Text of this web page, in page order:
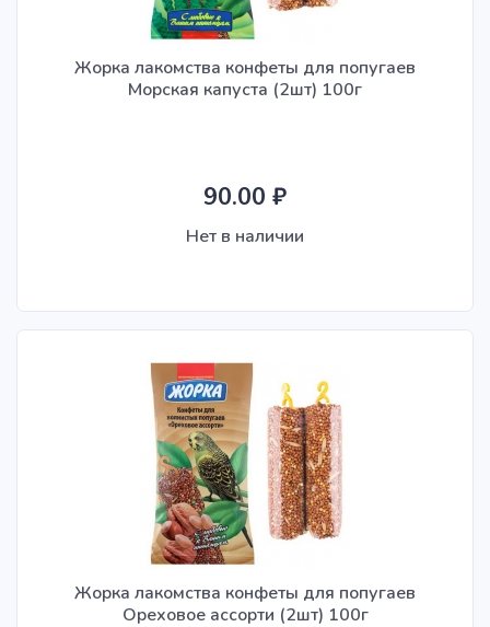
Жорка лакомства конфеты для попугаев
Морская капуста (2шт) 100г
90.00 ₽
Нет в наличии
Жорка лакомства конфеты для попугаев
Ореховое ассорти (2шт) 100г